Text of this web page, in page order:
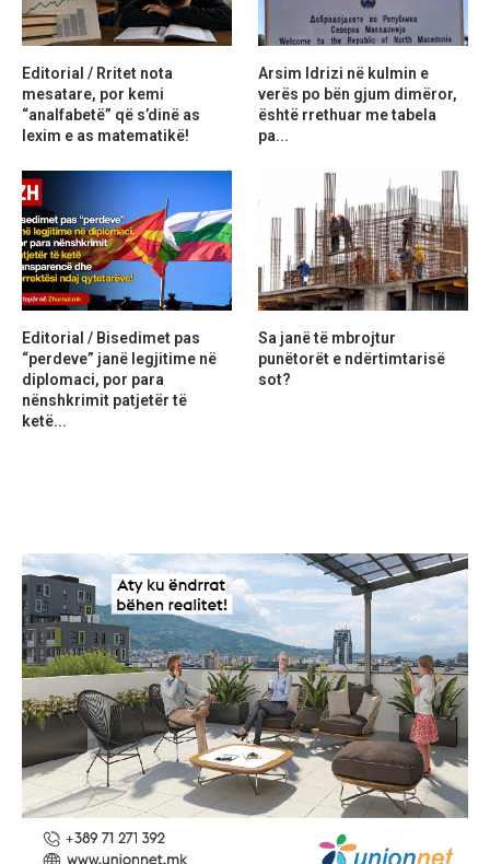
Editorial / Rritet nota
mesatare, por kemi
“analfabetë” që s’dinë as
lexim e as matematikë!
Arsim Idrizi në kulmin e
verës po bën gjum dimëror,
është rrethuar me tabela
pa...
Editorial / Bisedimet pas
“perdeve” janë legjitime në
diplomaci, por para
nënshkrimit patjetër të
ketë...
Sa janë të mbrojtur
punëtorët e ndërtimtarisë
sot?